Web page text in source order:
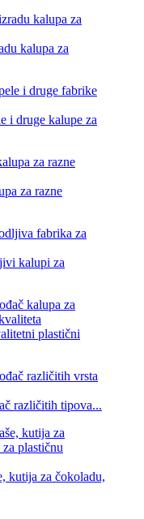
kalupa za
i druge kalupe za
za razne
kalupi za
plastični
različitih tipova...
kutija za čokoladu,